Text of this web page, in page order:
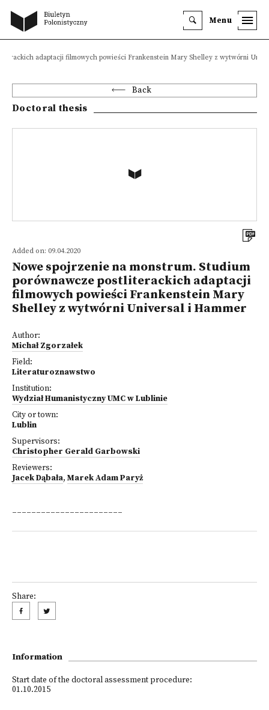
Menu
adaptacji filmowych powieści Frankenstein Mary Shelley z wytwórni
Back
Doctoral thesis
Added on: 09.04.2020
Nowe spojrzenie na monstrum. Studium
porównawcze postliterackich adaptacji
filmowych powieści Frankenstein Mary
Shelley z wytwórni Universal i Hammer
Author:
Michał Zgorzałek
Field:
Literaturoznawstwo
Institution:
Wydział Humanistyczny UMC w Lublinie
City or town:
Lublin
Supervisors:
Christopher Gerald Garbowski
Reviewers:
Jacek Dąbała,Marek Adam Paryż
_______________________
Share:
Information
Start date of the doctoral assessment procedure:
01.10.2015